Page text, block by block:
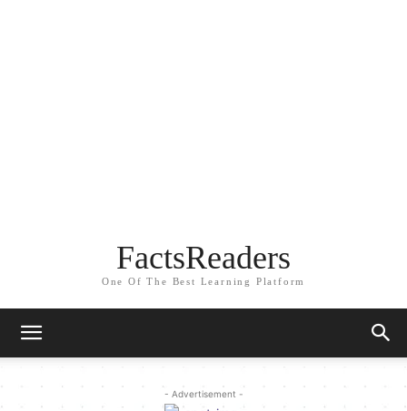
FactsReaders
One Of The Best Learning Platform
- Advertisement -